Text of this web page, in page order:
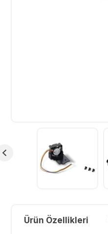
Ürün Özellikleri